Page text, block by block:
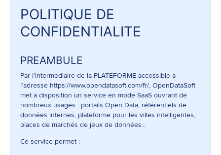
POLITIQUE DE
CONFIDENTIALITE
PREAMBULE
Par l’intermédiaire de la PLATEFORME accessible à
l’adresse https://www.opendatasoft.com/fr/, OpenDataSoft
met à disposition un service en mode SaaS ouvrant de
nombreux usages : portails Open Data, référentiels de
données internes, plateforme pour les villes intelligentes,
places de marchés de jeux de données…
Ce service permet :